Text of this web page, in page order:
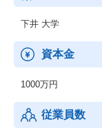
下井 大学
資本金
1000万円
従業員数